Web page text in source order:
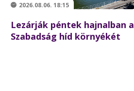
2026.08.06. 18:15
Lezárják péntek hajnalban a
Szabadság híd környékét